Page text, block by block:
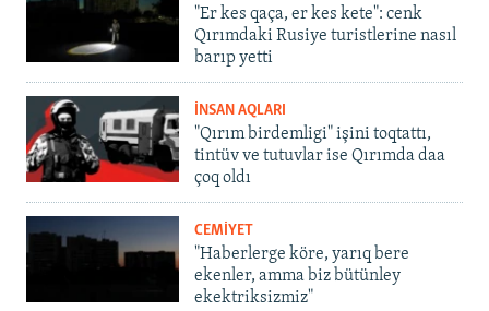
"Er kes qaça, er kes kete": cenk
Qırımdaki Rusiye turistlerine nasıl
barıp yetti
İNSAN AQLARI
"Qırım birdemligi" işini toqtattı,
tintüv ve tutuvlar ise Qırımda daa
çoq oldı
CEMİYET
"Haberlerge köre, yarıq bere
ekenler, amma biz bütünley
ekektriksizmiz"